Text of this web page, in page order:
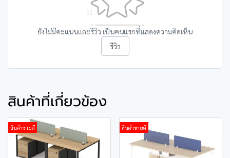
ยังไม่มีคะแนนและรีวิว เป็นคนแรกที่แสดงความคิดเห็น
รีวิว
สินค้าที่เกี่ยวข้อง
สินค้าขายดี สินค้าขายดี